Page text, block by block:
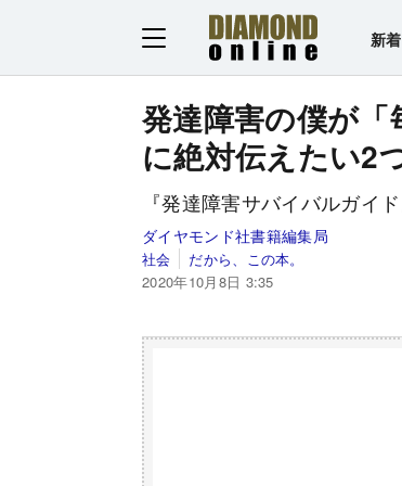
新着
発達障害の僕が「
に絶対伝えたい2
『発達障害サバイバルガイ
ダイヤモンド社書籍編集局
社会
だから、この本。
2020年10月8日 3:35